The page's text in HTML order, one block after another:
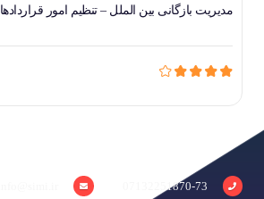
مدیریت بازگانی بین الملل – تنظیم امور
07132251870-73